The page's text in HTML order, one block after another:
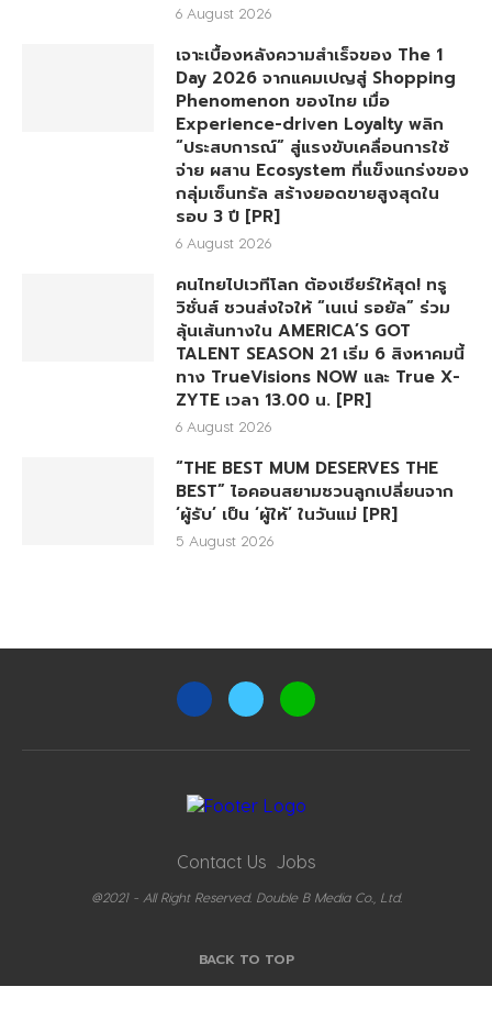
6 August 2026
เจาะเบื้องหลังความสำเร็จของ The 1
Day 2026 จากแคมเปญสู่ Shopping
Phenomenon ของไทย เมื่อ
Experience-driven Loyalty พลิก
“ประสบการณ์” สู่แรงขับเคลื่อนการใช้
จ่าย ผสาน Ecosystem ที่แข็งแกร่งของ
กลุ่มเซ็นทรัล สร้างยอดขายสูงสุดใน
รอบ 3 ปี [PR]
6 August 2026
คนไทยไปเวทีโลก ต้องเชียร์ให้สุด! ทรู
วิชั่นส์ ชวนส่งใจให้ “เนเน่ รอยัล” ร่วม
ลุ้นเส้นทางใน AMERICA’S GOT
TALENT SEASON 21 เริ่ม 6 สิงหาคมนี้
ทาง TrueVisions NOW และ True X-
ZYTE เวลา 13.00 น. [PR]
6 August 2026
“THE BEST MUM DESERVES THE
BEST” ไอคอนสยามชวนลูกเปลี่ยนจาก
‘ผู้รับ’ เป็น ‘ผู้ให้’ ในวันแม่ [PR]
5 August 2026
Contact Us Jobs
@2021 - All Right Reserved. Double B Media Co., Ltd.
BACK TO TOP